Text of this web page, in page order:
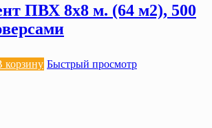
ПВХ 8х8 м. (64 м2), 500
корзину Быстрый просмотр